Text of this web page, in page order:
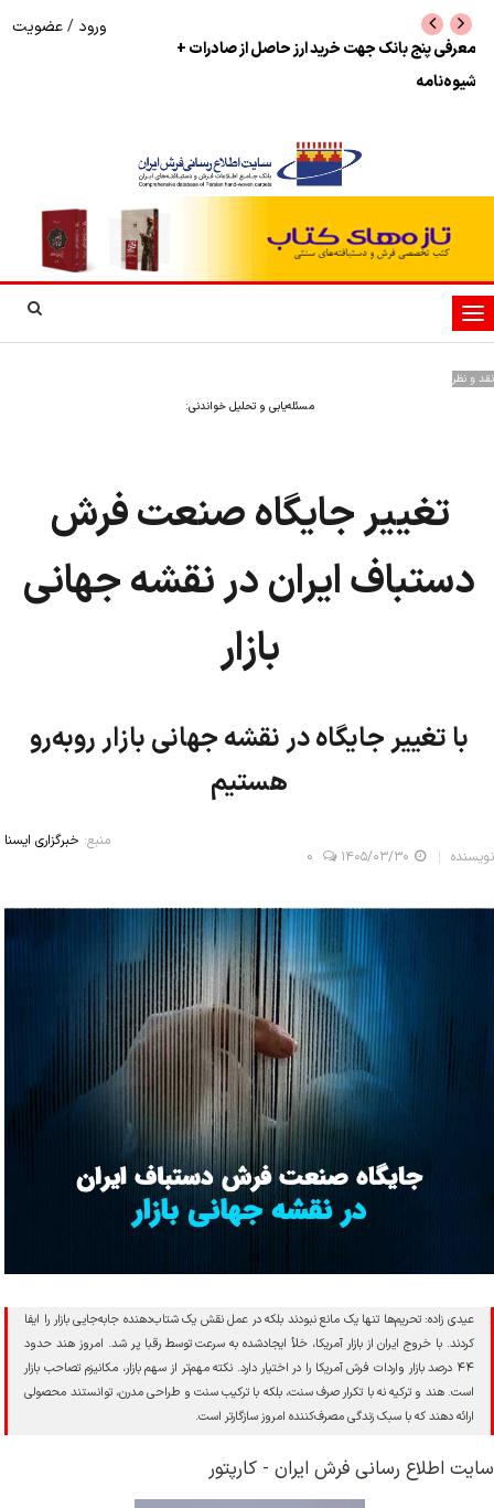
نرخ بازگشت ارز حاصل از صادرات + تکمیلی
ورود /عضویت
تغییر
وضعیت
نقد و نظر
مسئله‌یابی و تحلیل خواندنی:
تغییر جایگاه صنعت فرش
دستباف ایران در نقشه جهانی
بازار
با تغییر جایگاه در نقشه جهانی بازار روبه‌رو
هستیم
نویسنده ۱۴۰۵/۰۳/۳۰ 0
منبع: خبرگزاری ایسنا
عیدی زاده: تحریم‌ها تنها یک مانع نبودند بلکه در عمل نقش یک شتاب‌دهنده جابه‌جایی بازار را ایفا
کردند. با خروج ایران از بازار آمریکا، خلأ ایجادشده به سرعت توسط رقبا پر شد. امروز هند حدود
۴۴ درصد بازار واردات فرش آمریکا را در اختیار دارد. نکته مهم‌تر از سهم بازار، مکانیزم تصاحب بازار
است. هند و ترکیه نه با تکرار صرف سنت، بلکه با ترکیب سنت و طراحی مدرن، توانستند محصولی
ارائه دهند که با سبک زندگی مصرف‌کننده امروز سازگارتر است.
سایت اطلاع رسانی فرش ایران - کارپتور